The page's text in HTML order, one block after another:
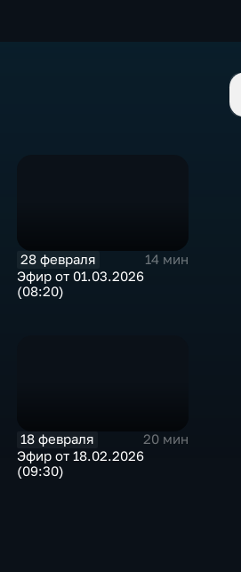
28 февраля
14 мин
Эфир от 01.03.2026
(08:20)
18 февраля
20 мин
Эфир от 18.02.2026
(09:30)